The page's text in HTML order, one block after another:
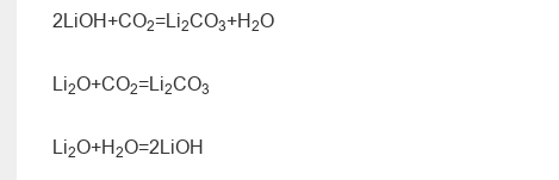
2LiOH+CO2=Li2CO3+H2O
Li2O+CO2=Li2CO3
Li2O+H2O=2LiOH